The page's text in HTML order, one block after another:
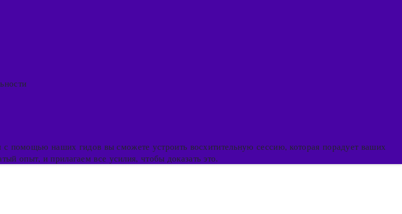
с помощью наших гидов вы сможете устроить восхитительную сессию, которая порадует ваших
опыт, и прилагаем все усилия, чтобы доказать это.